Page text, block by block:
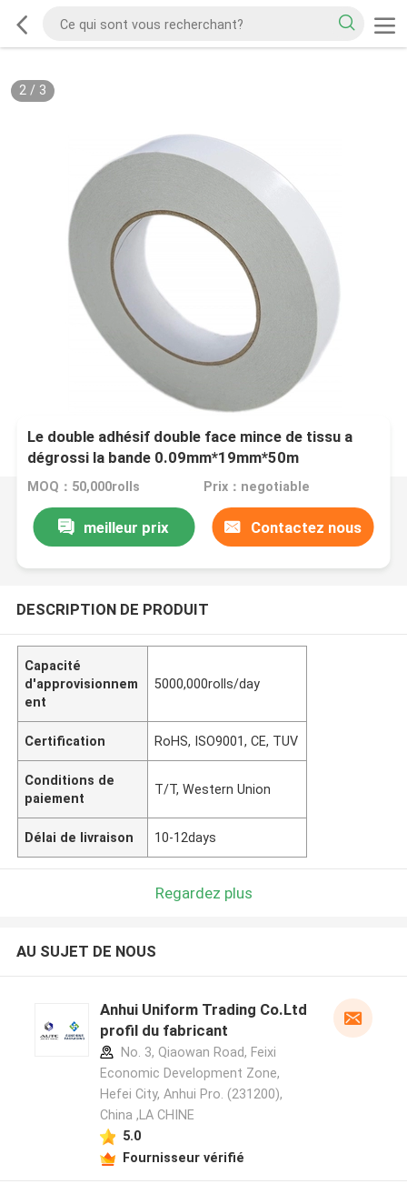
2/ 3
Le double adhésif double face mince de tissu a
dégrossi la bande 0.09mm*19mm*50m
MOQ：50,000rolls Prix：negotiable
meilleur prix Contactez nous
DESCRIPTION DE PRODUIT
Capacité
d'approvisionnem
ent
5000,000rolls/day
Certification RoHS, ISO9001, CE, TUV
Conditions de
paiement
T/T, Western Union
Délai de livraison 10-12days
Regardez plus
AU SUJET DE NOUS
Anhui Uniform Trading Co.Ltd
profil du fabricant
No. 3, Qiaowan Road, Feixi
Economic Development Zone,
Hefei City, Anhui Pro. (231200),
China ,LA CHINE
5.0
Fournisseur vérifié